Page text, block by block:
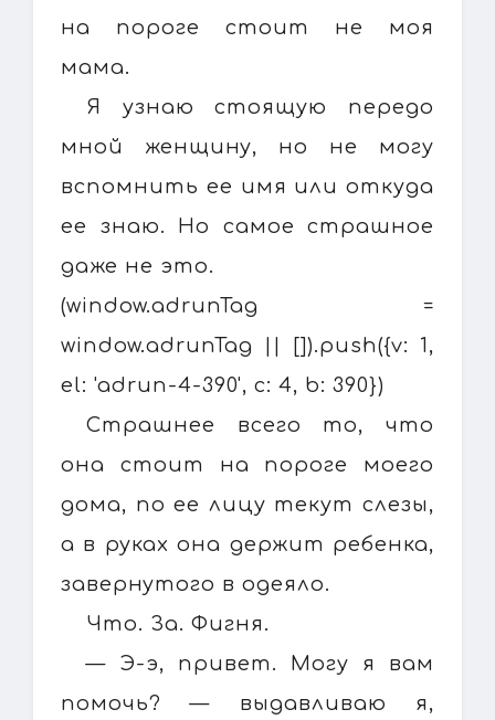
на пороге стоит не моя
мама.
Я узнаю стоящую передо
мной женщину, но не могу
вспомнить ее имя или откуда
ее знаю. Но самое страшное
даже не это.
(window.adrunTag =
window.adrunTag || []).push({v: 1,
el: 'adrun-4-390', c: 4, b: 390})
Страшнее всего то, что
она стоит на пороге моего
дома, по ее лицу текут слезы,
а в руках она держит ребенка,
завернутого в одеяло.
Что. За. Фигня.
— Э-э, привет. Могу я вам
помочь? — выдавливаю я,